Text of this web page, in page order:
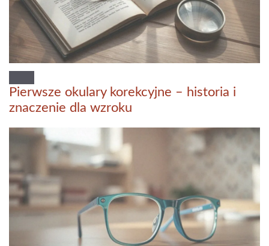
Pierwsze okulary korekcyjne – historia i
znaczenie dla wzroku